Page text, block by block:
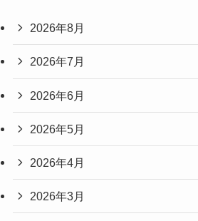
2026年8月
2026年7月
2026年6月
2026年5月
2026年4月
2026年3月